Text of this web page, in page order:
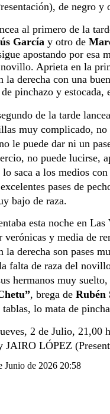
de negro y
al primero de la
García y otro de
apostando por esa
Aprieta en la
derecha con una
pinchazo y
de la tarde
muy complicado,
le puede dar ni un
saca a los medios
pases de
bajo de raza.
esta noche en Las
y media de
la derecha son pases
falta de raza del
, brega de Rubén
tablas, lo mata de
2 de Julio,
LÓPEZ
Junio de 2026 20:58